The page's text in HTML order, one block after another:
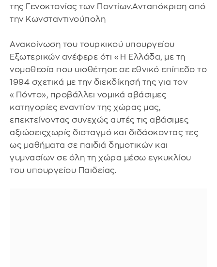
της Γενοκτονίας των Ποντίων.Ανταπόκριση από
την Κωνσταντινούπολη
Ανακοίνωση του τουρκικού υπουργείου
Εξωτερικών ανέφερε ότι «Η Ελλάδα, με τη
νομοθεσία που υιοθέτησε σε εθνικό επίπεδο το
1994 σχετικά με την διεκδίκησή της για τον
«Πόντο», προβάλλει νομικά αβάσιμες
κατηγορίες εναντίον της χώρας μας,
επεκτείνοντας συνεχώς αυτές τις αβάσιμες
αξιώσειςχωρίς δισταγμό και διδάσκοντας τες
ως μαθήματα σε παιδιά δημοτικών και
γυμνασίων σε όλη τη χώρα μέσω εγκυκλίου
του υπουργείου Παιδείας.